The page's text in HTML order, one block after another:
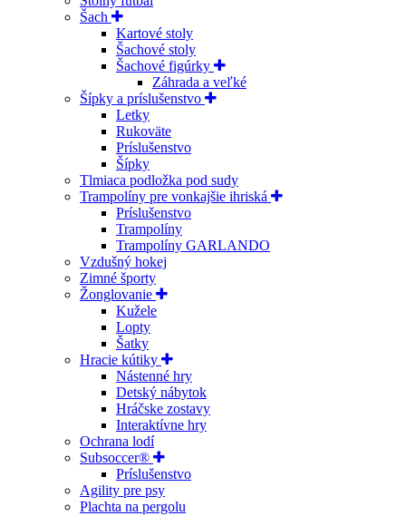
Šach
Kartové stoly
Šachové stoly
Šachové figúrky
Záhrada a veľké
Šípky a príslušenstvo
Letky
Rukoväte
Príslušenstvo
Šípky
Tlmiaca podložka pod sudy
Trampolíny pre vonkajšie ihriská
Príslušenstvo
Trampolíny
Trampolíny GARLANDO
Vzdušný hokej
Zimné športy
Žonglovanie
Kužele
Lopty
Šatky
Hracie kútiky
Nástenné hry
Detský nábytok
Hráčske zostavy
Interaktívne hry
Ochrana lodí
Subsoccer®
Príslušenstvo
Agility pre psy
Plachta na pergolu